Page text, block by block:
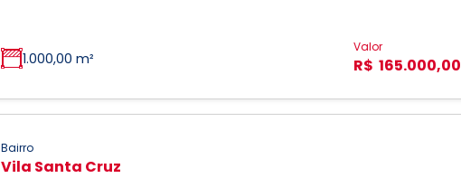
1.000,00 m²
Valor
R$ 165.000,00
Bairro
Vila Santa Cruz